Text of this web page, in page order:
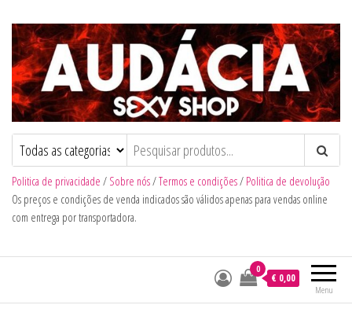
Audacia Sexy Shop
Politica de privacidade / Sobre nós/Termos e condições/ Politica de devolução
Os preços e condições de venda indicados são válidos apenas para vendas online
com entrega por transportadora.
Menu
0
€ 0,00